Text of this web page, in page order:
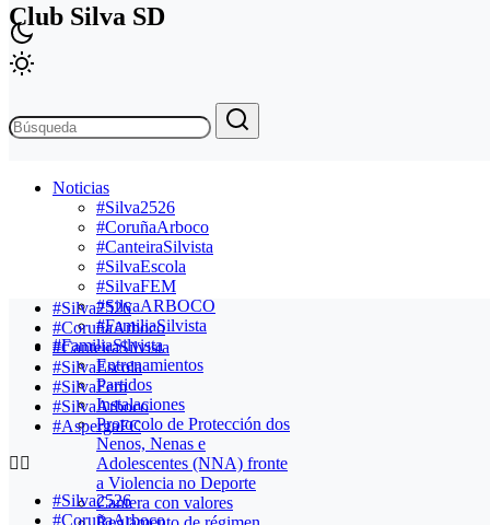
Club Silva SD
Noticias
#Silva2526
#CoruñaArboco
#CanteiraSilvista
#SilvaEscola
#SilvaFEM
#SilvaARBOCO
#FamiliaSilvista
#FamiliaSilvista
Entrenamientos
Partidos
Instalaciones
Protocolo de Protección dos
Nenos, Nenas e
Adolescentes (NNA) fronte
a Violencia no Deporte
Cantera con valores
#Silva2526
#CoruñaArboco
#CanteiraSilvista
#SilvaEscola
#SilvaFem
#SilvaArboco
#AspergaFC
#Silva2526
#CoruñaArboco